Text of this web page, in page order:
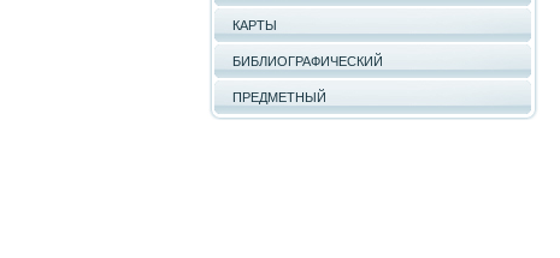
КАРТЫ
БИБЛИОГРАФИЧЕСКИЙ
ПРЕДМЕТНЫЙ